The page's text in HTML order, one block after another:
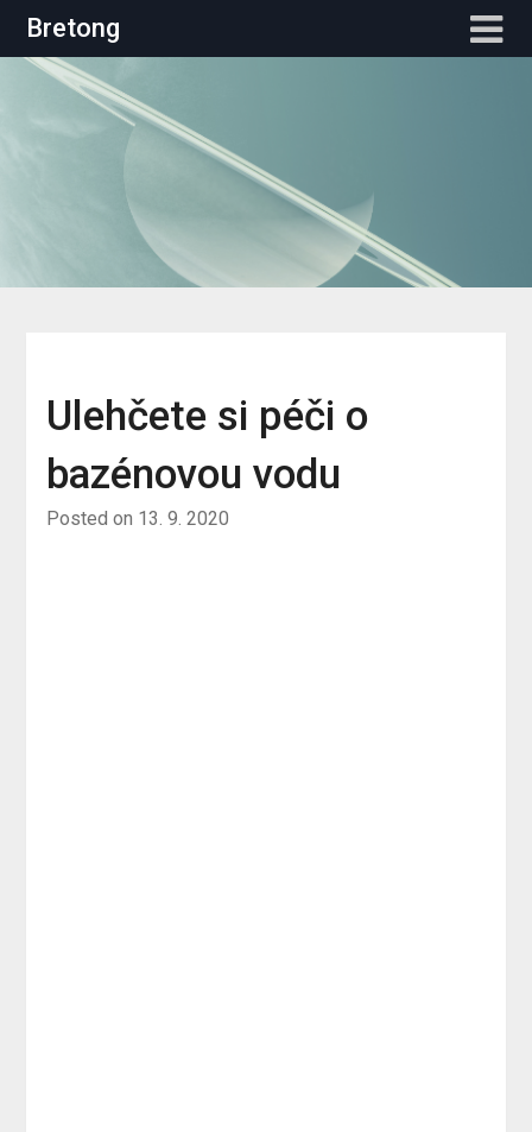
Skip
content
Bretong
Ulehčete si péči o
bazénovou vodu
Posted on 13. 9. 2020